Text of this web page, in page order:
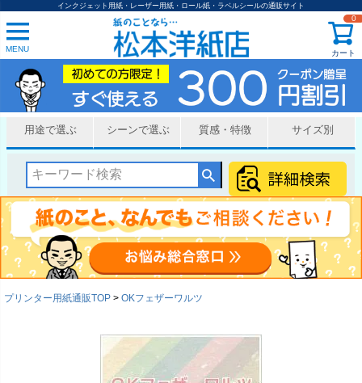
インクジェット用紙・レーザー用紙・ロール紙・ラベルシールの通販サイト
MENU カート
0
用途で選ぶ シーンで選ぶ 質感・特徴 サイズ別
プリンター用紙通販TOP OKフェザーワルツ